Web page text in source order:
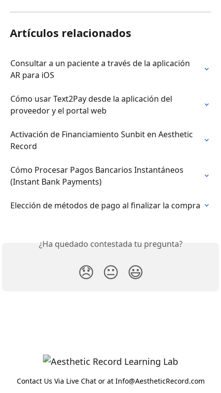
Artículos relacionados
Consultar a un paciente a través de la aplicación
AR para iOS
Cómo usar Text2Pay desde la aplicación del
proveedor y el portal web
Activación de Financiamiento Sunbit en Aesthetic
Record
Cómo Procesar Pagos Bancarios Instantáneos
(Instant Bank Payments)
Elección de métodos de pago al finalizar la compra
¿Ha quedado contestada tu pregunta?
😞 😐 😃
Contact Us Via Live Chat or at Info@AestheticRecord.com